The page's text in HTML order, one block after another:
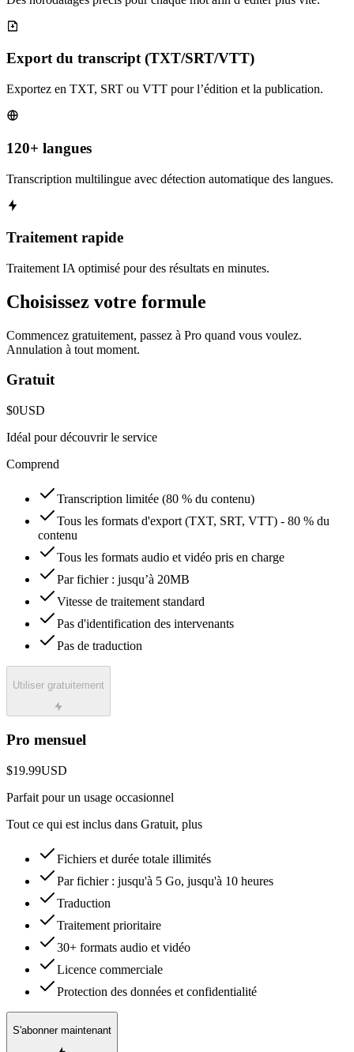
Export du transcript (TXT/SRT/VTT)
Exportez en TXT, SRT ou VTT pour l’édition et la publication.
120+ langues
Transcription multilingue avec détection automatique des langues.
Traitement rapide
Traitement IA optimisé pour des résultats en minutes.
Choisissez votre formule
Commencez gratuitement, passez à Pro quand vous voulez.
Annulation à tout moment.
Gratuit
$0USD
Idéal pour découvrir le service
Comprend
Transcription limitée (80 % du contenu)
Tous les formats d'export (TXT, SRT, VTT) - 80 % du
contenu
Tous les formats audio et vidéo pris en charge
Par fichier : jusqu’à 20MB
Vitesse de traitement standard
Pas d'identification des intervenants
Pas de traduction
Utiliser gratuitement
Pro mensuel
$19.99USD
Parfait pour un usage occasionnel
Tout ce qui est inclus dans Gratuit, plus
Fichiers et durée totale illimités
Par fichier : jusqu'à 5 Go, jusqu'à 10 heures
Traduction
Traitement prioritaire
30+ formats audio et vidéo
Licence commerciale
Protection des données et confidentialité
S'abonner maintenant